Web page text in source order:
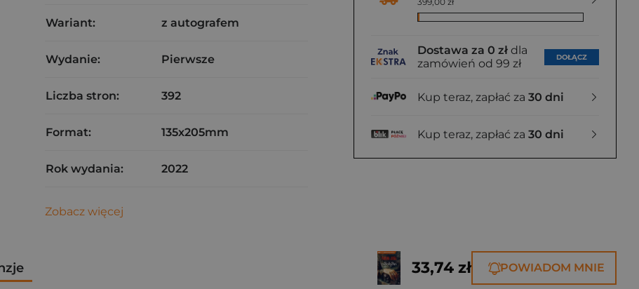
Dostawa za 0 zł dla
zamówień od 99 zł
DOŁĄCZ
Kup teraz, zapłać za 30 dni
Kup teraz, zapłać za 30 dni
Wariant: z autografem
Wydanie: Pierwsze
Liczba stron: 392
Format: 135x205mm
Rok wydania: 2022
Zobacz więcej
33,74 zł POWIADOM MNIE